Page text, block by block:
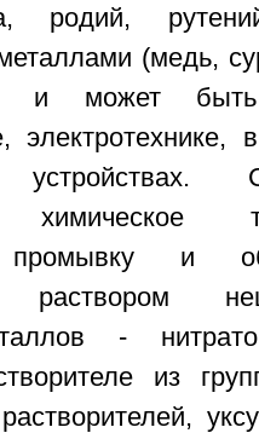
родий,
(медь,
и может
электротехнике,
химическое
промывку и
раствором
-
из